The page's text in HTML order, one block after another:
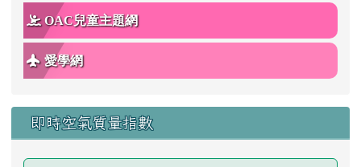
OAC兒童主題網
愛學網
即時空氣質量指數